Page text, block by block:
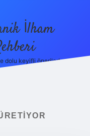
İlham
dolu keyifli öneriler!